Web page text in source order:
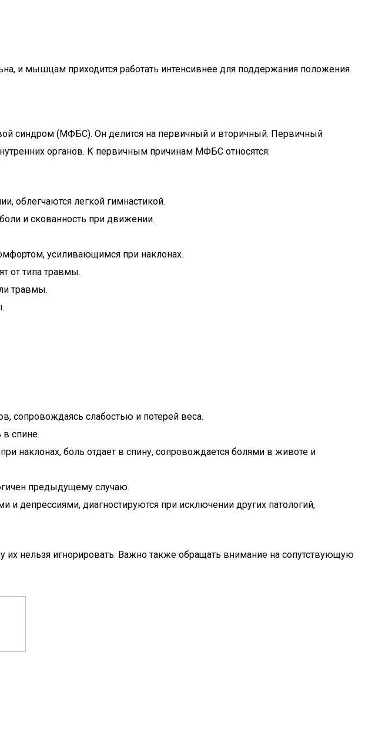
и мышцам приходится работать интенсивнее для поддержания положения.
синдром (МФБС). Он делится на первичный и вторичный. Первичный
органов. К первичным причинам МФБС относятся:
облегчаются легкой гимнастикой.
и скованность при движении.
усиливающимся при наклонах.
от типа травмы.
травмы.
сопровождаясь слабостью и потерей веса.
спине.
наклонах, боль отдает в спину, сопровождается болями в животе и
предыдущему случаю.
депрессиями, диагностируются при исключении других патологий,
нельзя игнорировать. Важно также обращать внимание на сопутствующую